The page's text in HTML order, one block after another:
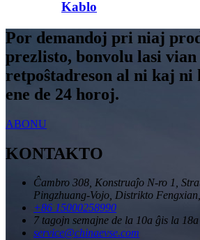
Kablo
Por demandoj pri niaj
prezlisto, bonvolu lasi vian
retpoŝtadreson al ni kaj ni
ene de 24 horoj.
ABONU
KONTAKTO
Ĉambro 308, Konstruaĵo N-ro 1,
Pingzhuang-Vojo, Distrikto
+86 15000258990
7 tagojn semajne de la 10a ĝis la 18a
service@chinaevse.com